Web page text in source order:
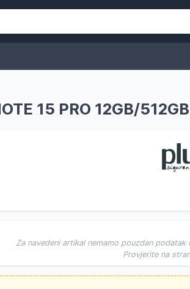
15 PRO 12GB/
Za navedeni artikal nemamo pouzdan
Provjerite na